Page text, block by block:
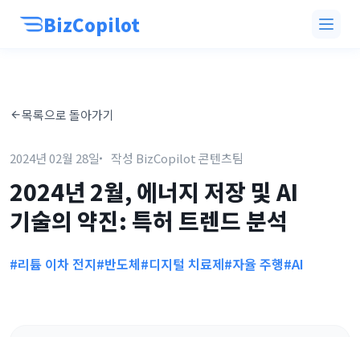
BizCopilot
목록으로 돌아가기
2024년 02월 28일 작성 BizCopilot 콘텐츠팀
2024년 2월, 에너지 저장 및 AI
기술의 약진: 특허 트렌드 분석
#리튬 이차 전지#반도체#디지털 치료제#자율 주행#AI